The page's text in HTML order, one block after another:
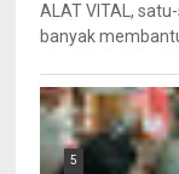
ALAT VITAL,
banyak
5